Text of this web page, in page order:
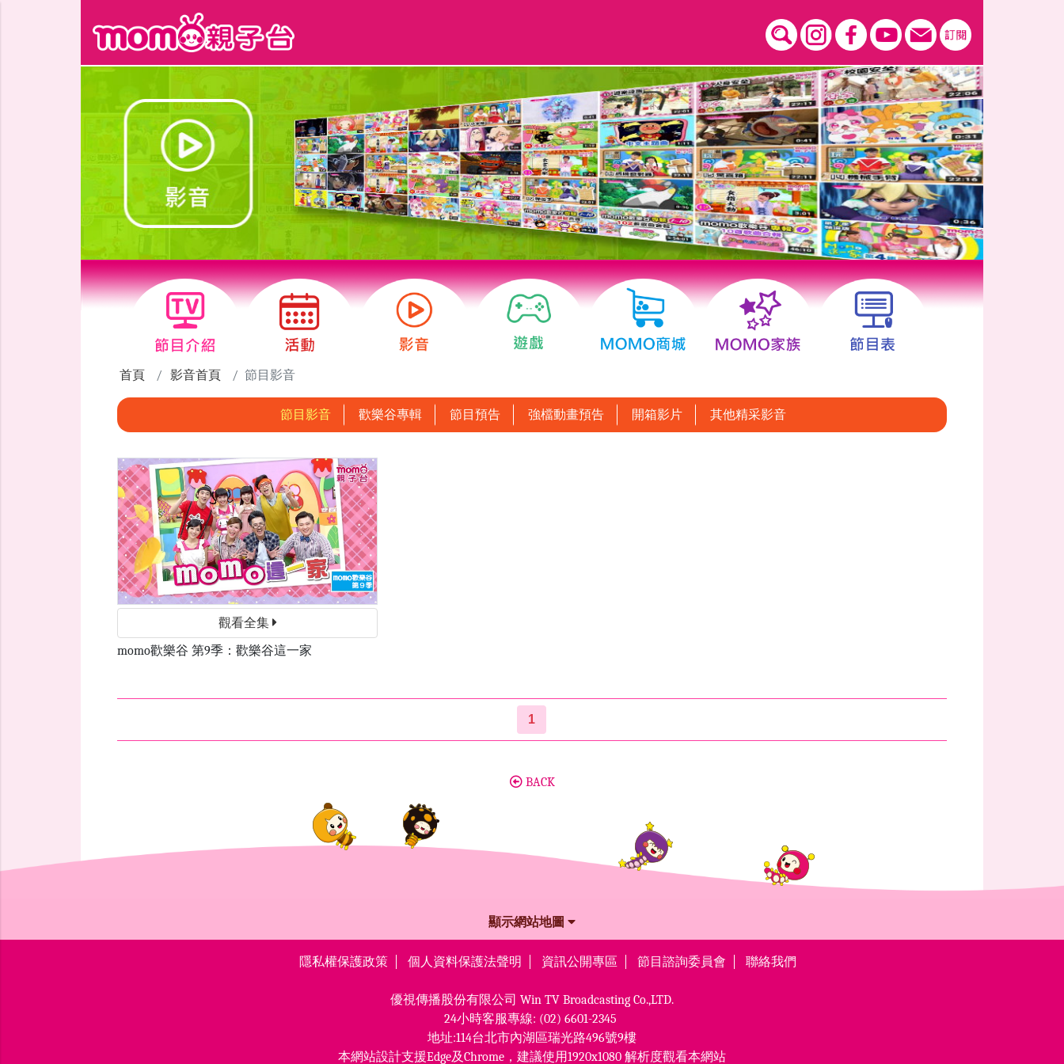
首頁 影音首頁 節目影音
節目影音 歡樂谷專輯 節目預告 強檔動畫預告 開箱影片 其他精采影音
觀看全集
momo歡樂谷 第9季：歡樂谷這一家
1
BACK
顯示網站地圖
隱私權保護政策 個人資料保護法聲明 資訊公開專區 節目諮詢委員會 聯絡我們
優視傳播股份有限公司 Win TV Broadcasting Co.,LTD.
24小時客服專線: (02) 6601-2345
地址:114台北市內湖區瑞光路496號9樓
本網站設計支援Edge及Chrome， 建議使用1920x1080 解析度觀看本網站